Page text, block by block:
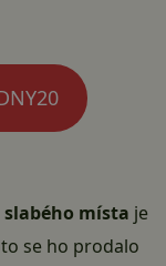
místa je
se ho prodalo